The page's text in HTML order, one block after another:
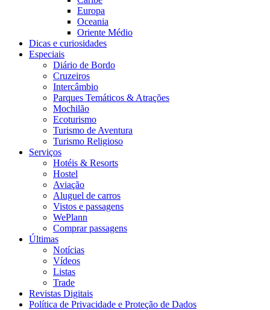
Europa
Oceania
Oriente Médio
Dicas e curiosidades
Especiais
Diário de Bordo
Cruzeiros
Intercâmbio
Parques Temáticos & Atrações
Mochilão
Ecoturismo
Turismo de Aventura
Turismo Religioso
Serviços
Hotéis & Resorts
Hostel
Aviação
Aluguel de carros
Vistos e passagens
WePlann
Comprar passagens
Últimas
Notícias
Vídeos
Listas
Trade
Revistas Digitais
Política de Privacidade e Proteção de Dados